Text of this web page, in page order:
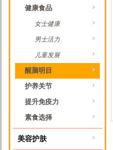
健康食品
女士健康
男士活力
儿童发展
醒脑明目
护养关节
提升免疫力
素食选择
美容护肤